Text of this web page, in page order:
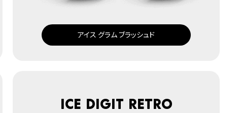
アイス グラム ブラッシュド
ICE digit retro